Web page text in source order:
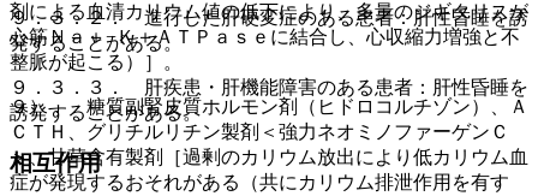
剤による血清カリウム値の低下により、多量のジギタリスが
心筋Ｎａ＋−Ｋ＋ＡＴＰａｓｅに結合し、心収縮力増強と不
整脈が起こる）］。
９）． 糖質副腎皮質ホルモン剤（ヒドロコルチゾン）、Ａ
ＣＴＨ、グリチルリチン製剤＜強力ネオミノファーゲンＣ
＞、甘草含有製剤［過剰のカリウム放出により低カリウム血
症が発現するおそれがある（共にカリウム排泄作用を有す
９．３．２． 進行した肝硬変症のある患者：肝性昏睡を誘
発することがある。
９．３．３． 肝疾患・肝機能障害のある患者：肝性昏睡を
誘発することがある。
相互作用